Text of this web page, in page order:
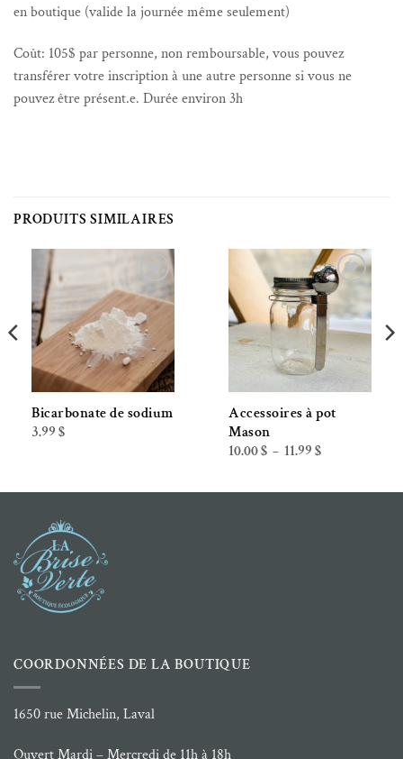
en boutique (valide la journée même seulement)
Coût: 105$ par personne, non remboursable, vous pouvez
transférer votre inscription à une autre personne si vous ne
pouvez être présent.e. Durée environ 3h
PRODUITS SIMILAIRES
Ajouter à la liste de souhaits
Bicarbonate de sodium
3.99 $
Ajouter à la liste de souhaits
Accessoires à pot
Mason
10.00$ – 11.99 $Plage
à
COORDONNÉES DE LA BOUTIQUE
1650 rue Michelin, Laval